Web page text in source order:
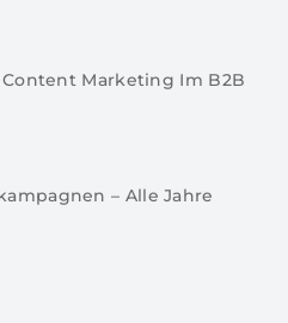
Content Marketing Im B2B
– Alle Jahre